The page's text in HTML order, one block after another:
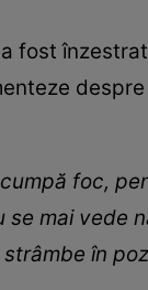
a fost
foc,
mai vede
în